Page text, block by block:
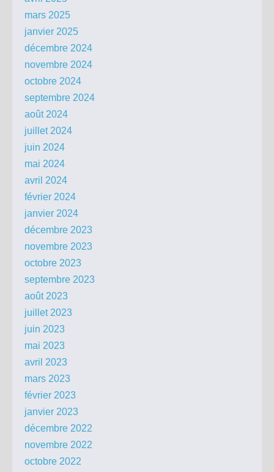
mars 2025
janvier 2025
décembre 2024
novembre 2024
octobre 2024
septembre 2024
août 2024
juillet 2024
juin 2024
mai 2024
avril 2024
février 2024
janvier 2024
décembre 2023
novembre 2023
octobre 2023
septembre 2023
août 2023
juillet 2023
juin 2023
mai 2023
avril 2023
mars 2023
février 2023
janvier 2023
décembre 2022
novembre 2022
octobre 2022